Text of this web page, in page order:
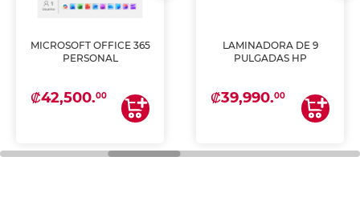
MICROSOFT OFFICE 365
PERSONAL
₡42,500.00
LAMINADORA DE 9
PULGADAS HP
₡39,990.00